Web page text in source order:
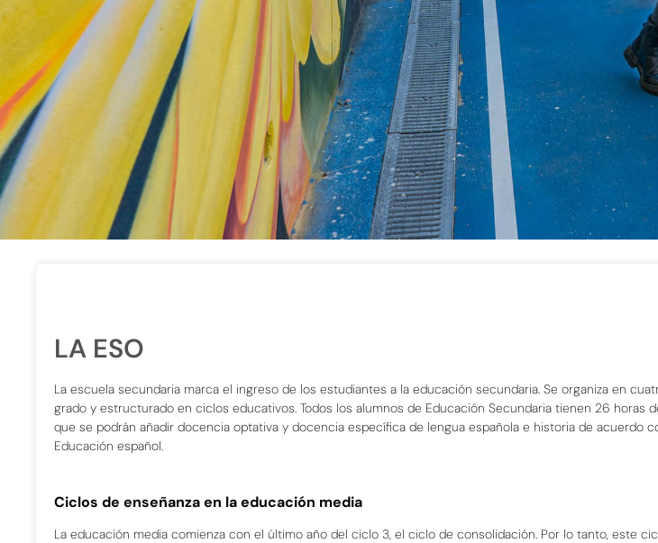
LA ESO
La escuela secundaria marca el ingreso de los estudiantes a la educación secundaria. Se organiza en
grado y estructurado en ciclos educativos.Todos los alumnos de Educación Secundaria tienen 26 horas
que se podrán añadir docencia optativa y docencia específica de lengua española e historia de acuerdo
Educación español.
Ciclos de enseñanza en la educación media
La educación media comienza con el último año del ciclo 3, el ciclo de consolidación. Por lo tanto, este